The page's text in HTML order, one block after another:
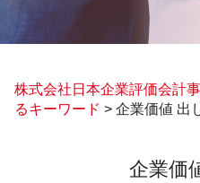
株式会社日本企業評価会計
るキーワード > 企業価値 出
企業価